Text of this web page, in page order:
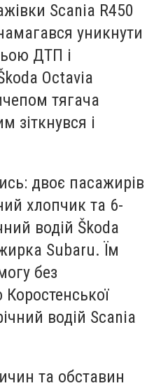
Scania R450
уникнути
ДТП і
Octavia
тягача
зіткнувся і
двоє пасажирів
хлопчик та 6-
водій Škoda
Subaru. Їм
без
Коростенської
водій Scania
та обставин